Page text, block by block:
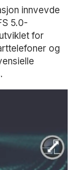
innvevde
5.0-
for
og